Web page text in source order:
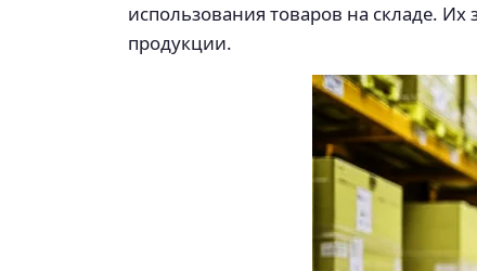
использования товаров на складе.
продукции.